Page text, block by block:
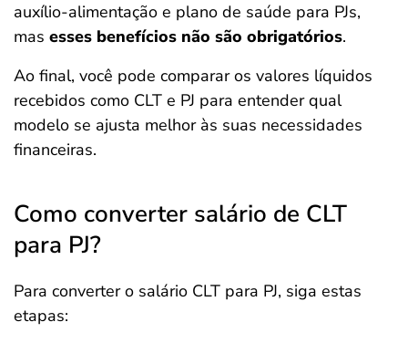
auxílio-alimentação e plano de saúde para PJs,
mas esses benefícios não são obrigatórios.
Ao final, você pode comparar os valores líquidos
recebidos como CLT e PJ para entender qual
modelo se ajusta melhor às suas necessidades
financeiras.
Como converter salário de CLT
para PJ?
Para converter o salário CLT para PJ, siga estas
etapas: